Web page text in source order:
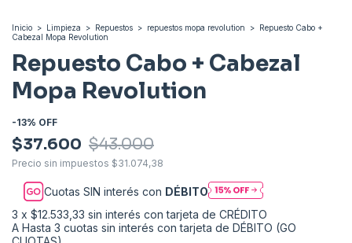
Inicio > Limpieza > Repuestos > repuestos mopa revolution > Repuesto Cabo +
Cabezal Mopa Revolution
Repuesto Cabo + Cabezal
Mopa Revolution
-13% OFF
$37.600 $43.000
Precio sin impuestos $31.074,38
Cuotas SIN interés con DÉBITO
3 x $12.533,33 sin interés